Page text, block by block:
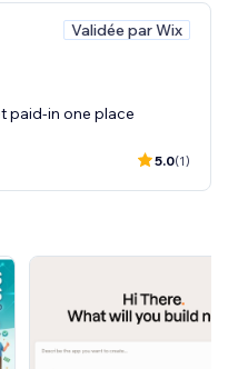
Validée par Wix
paid-in one place
5.0(1)